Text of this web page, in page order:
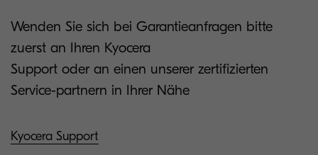
Wenden Sie sich bei Garantieanfragen bitte
zuerst an Ihren Kyocera
Support oder an einen unserer zertifizierten
Service-partnern in Ihrer Nähe
Kyocera Support